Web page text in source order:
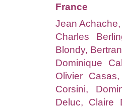
France
Jean
Charles
Blondy,
Dominique
Olivier
Corsini,
Deluc, Claire